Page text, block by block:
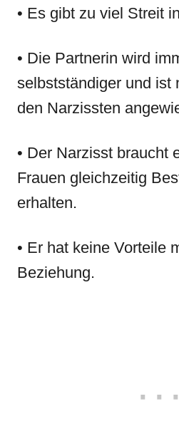
• Es gibt zu viel Streit
• Die Partnerin wird
selbstständiger und ist
den Narzissten
• Der Narzisst braucht
Frauen gleichzeitig
erhalten.
• Er hat keine Vorteile
Beziehung.